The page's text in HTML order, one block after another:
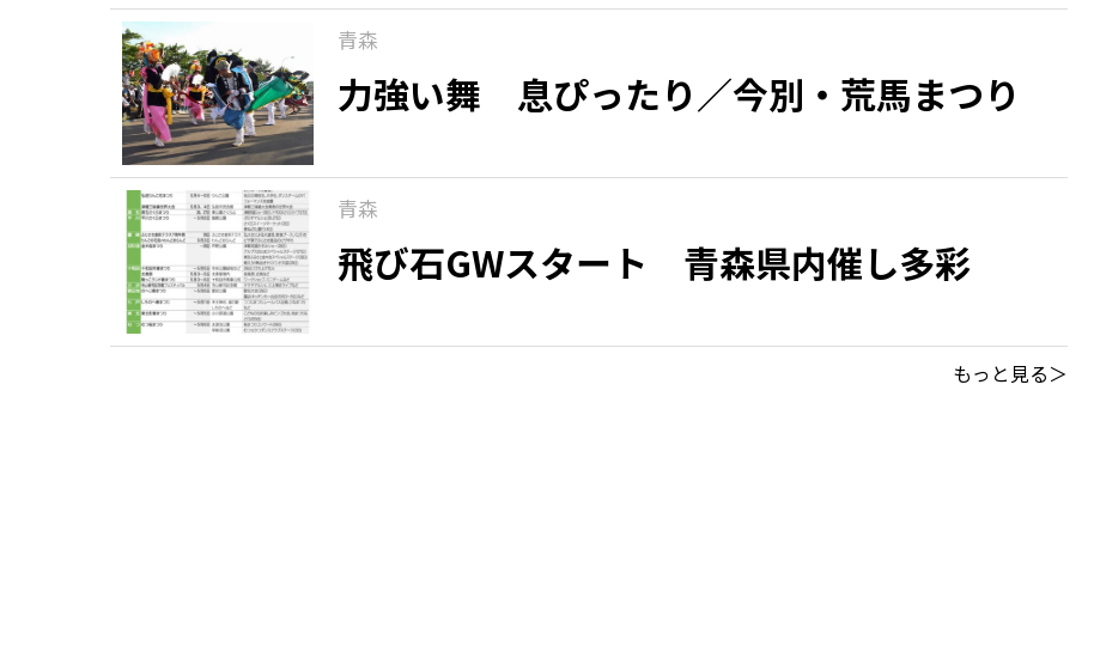
青森
力強い舞 息ぴったり／今別・荒馬まつり
青森
飛び石GWスタート 青森県内催し多彩
もっと見る＞